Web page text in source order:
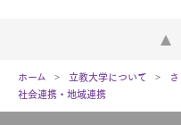
ホーム 立教大学について
社会連携・地域連携